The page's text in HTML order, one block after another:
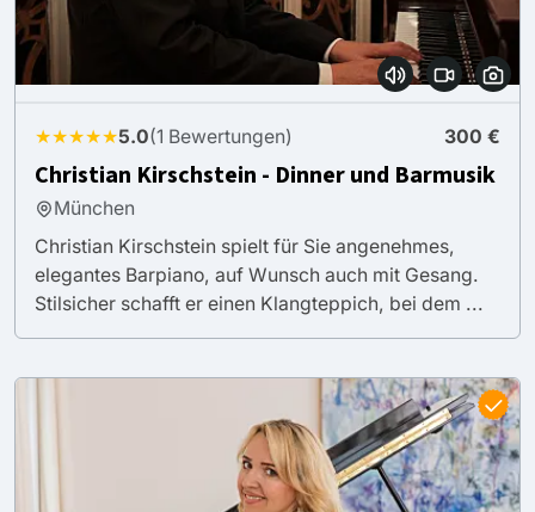
★★★★★5.0(1 Bewertungen) 300 €
Christian Kirschstein - Dinner und Barmusik
München
Christian Kirschstein spielt für Sie angenehmes,
elegantes Barpiano, auf Wunsch auch mit Gesang.
Stilsicher schafft er einen Klangteppich, bei dem ...